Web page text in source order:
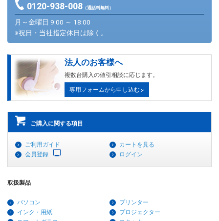
0120-938-008（通話料無料）
月～金曜日 9:00 ～ 18:00
※祝日・当社指定休日は除く。
法人のお客様へ
複数台購入の値引相談に応じます。
専用フォームから申し込む
ご購入に関する項目
ご利用ガイド
カートを見る
会員登録
ログイン
取扱製品
パソコン
プリンター
インク・用紙
プロジェクター